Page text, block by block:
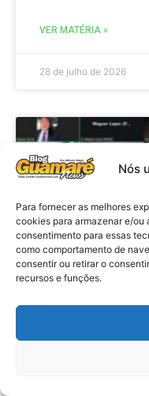
Nós
Para fornecer as melhores
cookies para armazenar e/ou
consentimento para essas
como comportamento de
consentir ou retirar o
recursos e funções.
VER MATÉRIA »
28 de julho de 2026
Eleições
promotores
reunião de